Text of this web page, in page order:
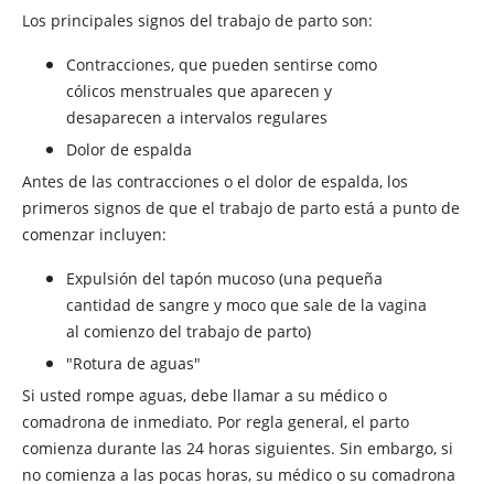
Los principales signos del trabajo de parto son:
Contracciones, que pueden sentirse como
cólicos menstruales que aparecen y
desaparecen a intervalos regulares
Dolor de espalda
Antes de las contracciones o el dolor de espalda, los
primeros signos de que el trabajo de parto está a punto de
comenzar incluyen:
Expulsión del tapón mucoso (una pequeña
cantidad de sangre y moco que sale de la vagina
al comienzo del trabajo de parto)
"Rotura de aguas"
Si usted rompe aguas, debe llamar a su médico o
comadrona de inmediato. Por regla general, el parto
comienza durante las 24 horas siguientes. Sin embargo, si
no comienza a las pocas horas, su médico o su comadrona